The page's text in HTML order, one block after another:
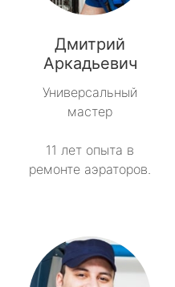
Дмитрий
Аркадьевич
Универсальный
мастер
11 лет опыта в
ремонте аэраторов.